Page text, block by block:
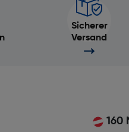
Sicherer
Versand
160